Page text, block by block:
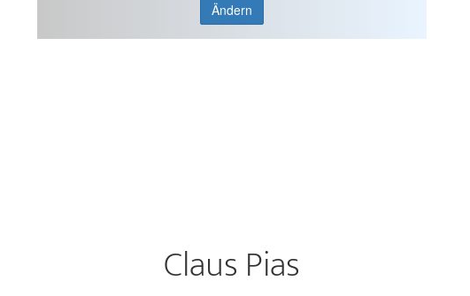
Ändern
Claus Pias